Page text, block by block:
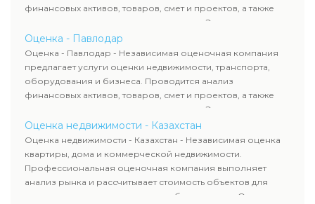
финансовых активов, товаров, смет и проектов, а также
оценка животных и недропользования. Эксперты
определяют рыночную стоимость имущества и
рассчитывают ущерб. Все отчеты соответствуют
требованиям законодательства и используются для
сделок, кредитования и судебных процессов.
Оценка - Павлодар
Оценка - Павлодар - Независимая оценочная компания
предлагает услуги оценки недвижимости, транспорта,
оборудования и бизнеса. Проводится анализ
финансовых активов, товаров, смет и проектов, а также
оценка животных и недропользования. Эксперты
определяют рыночную стоимость имущества и
рассчитывают ущерб. Все отчеты соответствуют
требованиям законодательства и используются для
сделок, кредитования и судебных процессов.
Оценка недвижимости - Казахстан
Оценка недвижимости - Казахстан - Независимая оценка
квартиры, дома и коммерческой недвижимости.
Профессиональная оценочная компания выполняет
анализ рынка и рассчитывает стоимость объектов для
продажи, ипотеки, аренды и судебных споров. Оценка